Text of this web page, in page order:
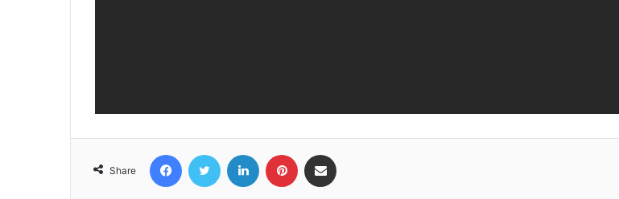
Share